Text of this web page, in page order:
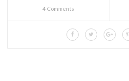
4 Comments